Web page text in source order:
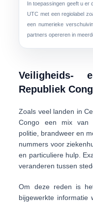
In toepassingen geeft u er
UTC met een regiolabel
een numerieke
partners opereren in
Veiligheids-
Republiek
Zoals veel landen in
Congo een mix van
politie, brandweer en
nummers voor
en particuliere hulp.
veranderen tussen
Om deze reden is
bijgewerkte informatie